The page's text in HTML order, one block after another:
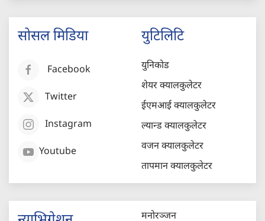
सोसल मिडिया
Facebook
Twitter
Instagram
Youtube
युटिलिटि
युनिकोड
शेयर क्यालकुलेटर
ईएमआई क्यालकुलेटर
ल्यान्ड क्यालकुलेटर
वजन क्यालकुलेटर
तापमान क्यालकुलेटर
मनोरञ्जन